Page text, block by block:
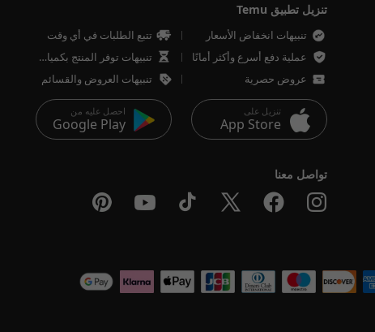
تنزيل تطبيق Temu
تنبيهات انخفاض الأسعار
تتبع الطلبات في أي وقت
عملية دفع أسرع وأكثر أمانًا
تنبيهات توفر المنتج بكميات محدودة
عروض حصرية
تنبيهات العروض والقسائم
تنزيل على
App Store
احصل عليه من
Google Play
تواصل معنا